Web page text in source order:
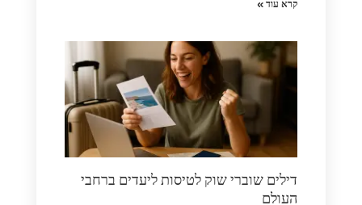
קרא עוד »
דילים שוברי שוק לטיסות ליעדים ברחבי
העולם